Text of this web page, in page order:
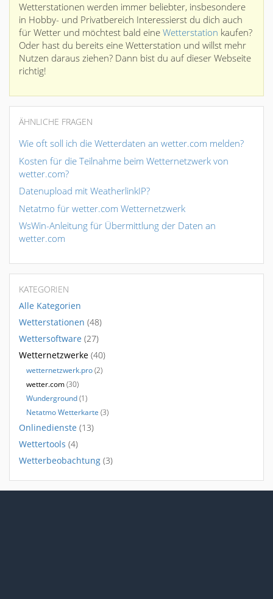
Wetterstationen werden immer beliebter, insbesondere
in Hobby- und Privatbereich Interessierst du dich auch
für Wetter und möchtest bald eine Wetterstation kaufen?
Oder hast du bereits eine Wetterstation und willst mehr
Nutzen daraus ziehen? Dann bist du auf dieser Webseite
richtig!
ÄHNLICHE FRAGEN
Wie oft soll ich die Wetterdaten an wetter.com melden?
Kosten für die Teilnahme beim Wetternetzwerk von
wetter.com?
Datenupload mit WeatherlinkIP?
Netatmo für wetter.com Wetternetzwerk
WsWin-Anleitung für Übermittlung der Daten an
wetter.com
KATEGORIEN
Alle Kategorien
Wetterstationen (48)
Wettersoftware (27)
Wetternetzwerke (40)
wetternetzwerk.pro(2)
wetter.com(30)
Wunderground(1)
Netatmo Wetterkarte (3)
Onlinedienste (13)
Wettertools (4)
Wetterbeobachtung (3)